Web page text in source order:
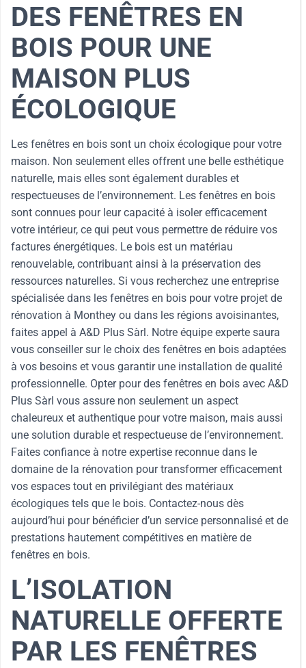
DES FENÊTRES EN
BOIS POUR UNE
MAISON PLUS
ÉCOLOGIQUE
Les fenêtres en bois sont un choix écologique pour votre
maison. Non seulement elles offrent une belle esthétique
naturelle, mais elles sont également durables et
respectueuses de l’environnement. Les fenêtres en bois
sont connues pour leur capacité à isoler efficacement
votre intérieur, ce qui peut vous permettre de réduire vos
factures énergétiques. Le bois est un matériau
renouvelable, contribuant ainsi à la préservation des
ressources naturelles. Si vous recherchez une entreprise
spécialisée dans les fenêtres en bois pour votre projet de
rénovation à Monthey ou dans les régions avoisinantes,
faites appel à A&D Plus Sàrl. Notre équipe experte saura
vous conseiller sur le choix des fenêtres en bois adaptées
à vos besoins et vous garantir une installation de qualité
professionnelle. Opter pour des fenêtres en bois avec A&D
Plus Sàrl vous assure non seulement un aspect
chaleureux et authentique pour votre maison, mais aussi
une solution durable et respectueuse de l’environnement.
Faites confiance à notre expertise reconnue dans le
domaine de la rénovation pour transformer efficacement
vos espaces tout en privilégiant des matériaux
écologiques tels que le bois. Contactez-nous dès
aujourd’hui pour bénéficier d’un service personnalisé et de
prestations hautement compétitives en matière de
fenêtres en bois.
L’ISOLATION
NATURELLE OFFERTE
PAR LES FENÊTRES